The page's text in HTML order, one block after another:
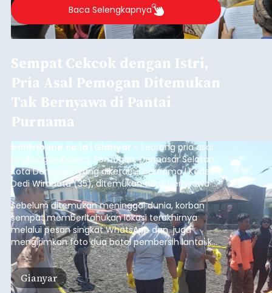
Denpasar Siapkan Rp1,152
Triliun
balitribune.co.id I Denpasar -
Denpasar mengalokasikan anggaran sebesar
Rp1,152 triliun untuk mengintervensi sekitar 18.000
warga kelompok rentan yang berada di ambang
garis kemiskinan. Langkah strategis ini diambil
guna menjaga masyarakat yang berada pada
kelompok desil 5 dan 6 tersebut agar tidak
merosot ke kategori miskin.
Submitted bycontributoronThu, 08/06/2026 - 21:31
Baca Selengkapnya
Iklan